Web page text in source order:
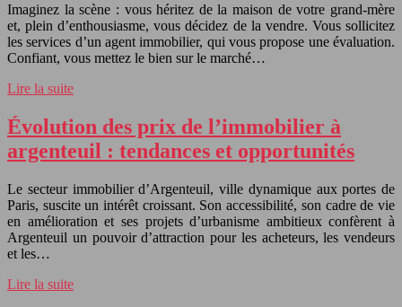
Imaginez la scène : vous héritez de la maison de votre grand-mère
et, plein d’enthousiasme, vous décidez de la vendre. Vous sollicitez
les services d’un agent immobilier, qui vous propose une évaluation.
Confiant, vous mettez le bien sur le marché…
Lire la suite
Évolution des prix de l’immobilier à
argenteuil : tendances et opportunités
Le secteur immobilier d’Argenteuil, ville dynamique aux portes de
Paris, suscite un intérêt croissant. Son accessibilité, son cadre de vie
en amélioration et ses projets d’urbanisme ambitieux confèrent à
Argenteuil un pouvoir d’attraction pour les acheteurs, les vendeurs
et les…
Lire la suite